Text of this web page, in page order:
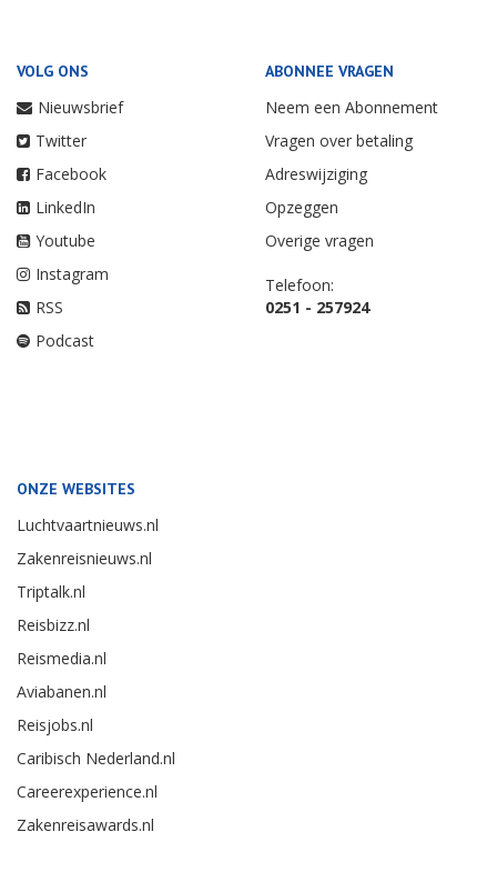
VOLG ONS
Nieuwsbrief
Twitter
Facebook
LinkedIn
Youtube
Instagram
RSS
Podcast
ABONNEE VRAGEN
Neem een Abonnement
Vragen over betaling
Adreswijziging
Opzeggen
Overige vragen
Telefoon:
0251 - 257924
ONZE WEBSITES
Luchtvaartnieuws.nl
Zakenreisnieuws.nl
Triptalk.nl
Reisbizz.nl
Reismedia.nl
Aviabanen.nl
Reisjobs.nl
Caribisch Nederland.nl
Careerexperience.nl
Zakenreisawards.nl